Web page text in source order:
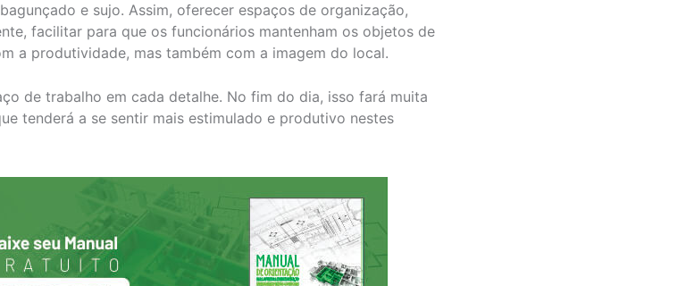
e sujo. Assim, oferecer espaços de organização,
facilitar para que os funcionários mantenham os objetos de
a produtividade, mas também com a imagem do local.
de trabalho em cada detalhe. No fim do dia, isso fará muita
tenderá a se sentir mais estimulado e produtivo nestes